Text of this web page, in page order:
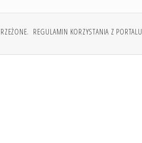
REGULAMIN KORZYSTANIA Z PORTALU